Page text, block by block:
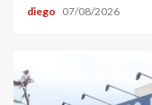
diego 07/08/2026